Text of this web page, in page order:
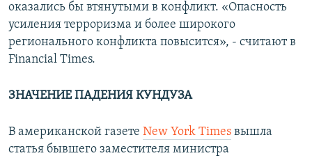
оказались бы втянутыми в конфликт. «Опасность
усиления терроризма и более широкого
регионального конфликта повысится», - считают в
Financial Times.
ЗНАЧЕНИЕ ПАДЕНИЯ КУНДУЗА
В американской газете New York Times вышла
статья бывшего заместителя министра